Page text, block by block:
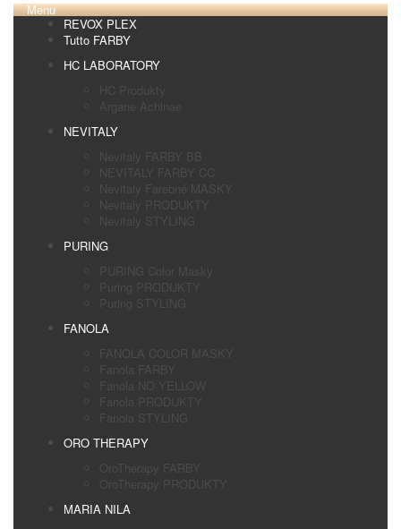
Menu
REVOX PLEX
Tutto FARBY
HC LABORATORY
HC Produkty
Argane Achinae
NEVITALY
Nevitaly FARBY BB
NEVITALY FARBY CC
Nevitaly Farebné MASKY
Nevitaly PRODUKTY
Nevitaly STYLING
PURING
PURING Color Masky
Puring PRODUKTY
Puring STYLING
FANOLA
FANOLA COLOR MASKY
Fanola FARBY
Fanola NO YELLOW
Fanola PRODUKTY
Fanola STYLING
ORO THERAPY
OroTherapy FARBY
OroTherapy PRODUKTY
MARIA NILA